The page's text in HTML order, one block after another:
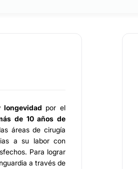
longevidad por el
de 10 años de
áreas de cirugía
a su labor con
Para lograr
a través de